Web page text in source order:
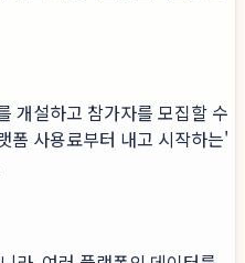
개설하고 참가자를 모집할 수
폼 사용료부터 내고 시작하는'